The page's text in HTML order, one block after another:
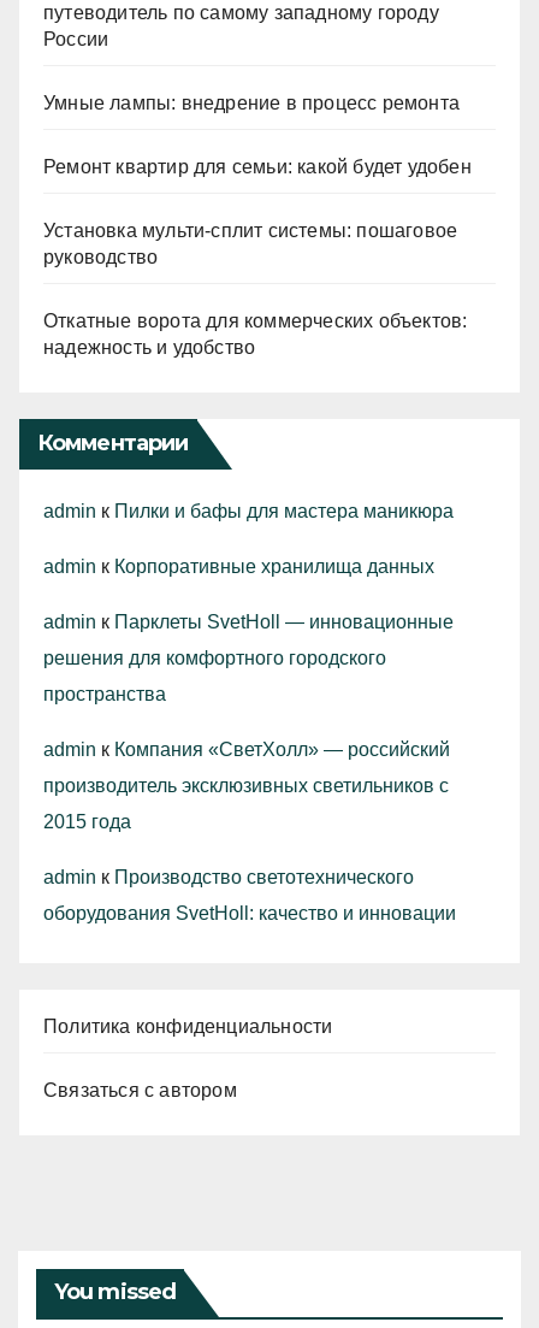
путеводитель по самому западному городу
России
Умные лампы: внедрение в процесс ремонта
Ремонт квартир для семьи: какой будет удобен
Установка мульти-сплит системы: пошаговое
руководство
Откатные ворота для коммерческих объектов:
надежность и удобство
Комментарии
admin к Пилки и бафы для мастера маникюра
admin к Корпоративные хранилища данных
admin к Парклеты SvetHoll — инновационные
решения для комфортного городского
пространства
admin к Компания «СветХолл» — российский
производитель эксклюзивных светильников с
2015 года
admin к Производство светотехнического
оборудования SvetHoll: качество и инновации
Политика конфиденциальности
Связаться с автором
You missed